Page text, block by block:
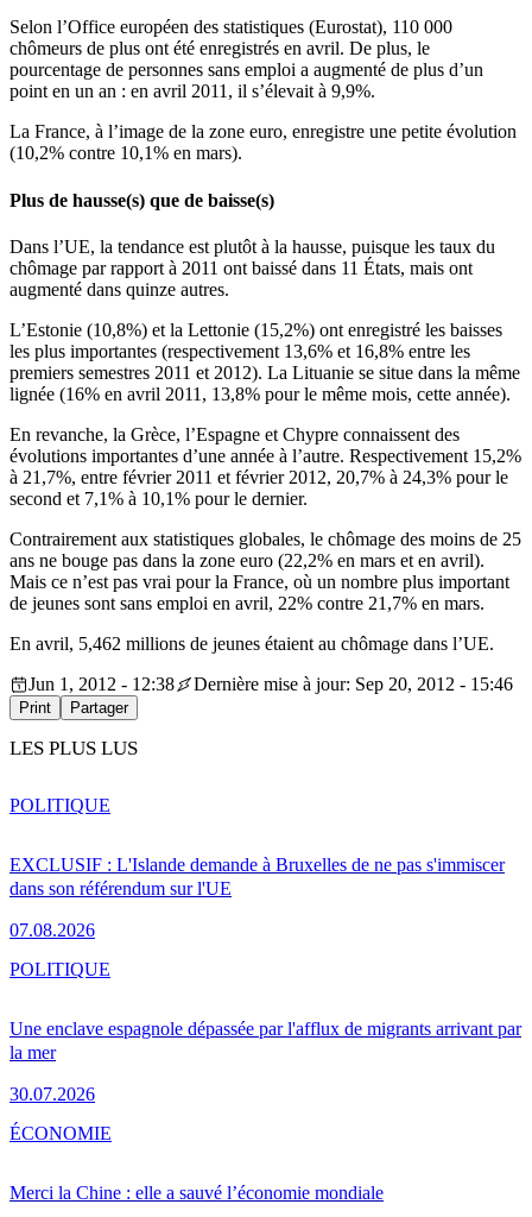
Selon l’Office européen des statistiques (Eurostat), 110 000
chômeurs de plus ont été enregistrés en avril. De plus, le
pourcentage de personnes sans emploi a augmenté de plus d’un
point en un an : en avril 2011, il s’élevait à 9,9%.
La France, à l’image de la zone euro, enregistre une petite évolution
(10,2% contre 10,1% en mars).
Plus de hausse(s) que de baisse(s)
Dans l’UE, la tendance est plutôt à la hausse, puisque les taux du
chômage par rapport à 2011 ont baissé dans 11 États, mais ont
augmenté dans quinze autres.
L’Estonie (10,8%) et la Lettonie (15,2%) ont enregistré les baisses
les plus importantes (respectivement 13,6% et 16,8% entre les
premiers semestres 2011 et 2012). La Lituanie se situe dans la même
lignée (16% en avril 2011, 13,8% pour le même mois, cette année).
En revanche, la Grèce, l’Espagne et Chypre connaissent des
évolutions importantes d’une année à l’autre. Respectivement 15,2%
à 21,7%, entre février 2011 et février 2012, 20,7% à 24,3% pour le
second et 7,1% à 10,1% pour le dernier.
Contrairement aux statistiques globales, le chômage des moins de 25
ans ne bouge pas dans la zone euro (22,2% en mars et en avril).
Mais ce n’est pas vrai pour la France, où un nombre plus important
de jeunes sont sans emploi en avril, 22% contre 21,7% en mars.
En avril, 5,462 millions de jeunes étaient au chômage dans l’UE.
Jun 1, 2012 - 12:38
Dernière mise à jour: Sep 20, 2012 - 15:46
Print Partager
LES PLUS LUS
EXCLUSIF : L'Islande demande à Bruxelles de ne pas s'immiscer
dans son référendum sur l'UE
07.08.2026
POLITIQUE
Une enclave espagnole dépassée par l'afflux de migrants arrivant par
la mer
30.07.2026
POLITIQUE
Merci la Chine : elle a sauvé l’économie mondiale
ÉCONOMIE